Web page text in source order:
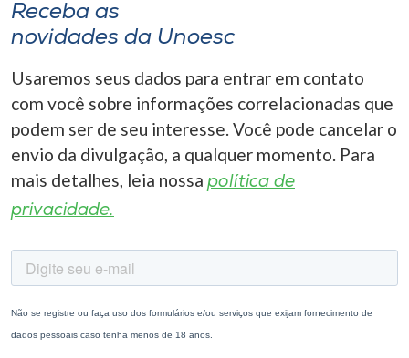
Receba as
novidades da Unoesc
Usaremos seus dados para entrar em contato
com você sobre informações correlacionadas que
podem ser de seu interesse. Você pode cancelar o
envio da divulgação, a qualquer momento. Para
mais detalhes, leia nossa política de
privacidade.